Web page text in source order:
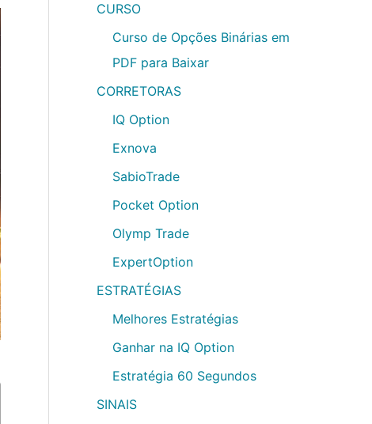
CURSO
Curso de Opções Binárias em
PDF para Baixar
CORRETORAS
IQ Option
Exnova
SabioTrade
Pocket Option
Olymp Trade
ExpertOption
ESTRATÉGIAS
Melhores Estratégias
Ganhar na IQ Option
Estratégia 60 Segundos
SINAIS